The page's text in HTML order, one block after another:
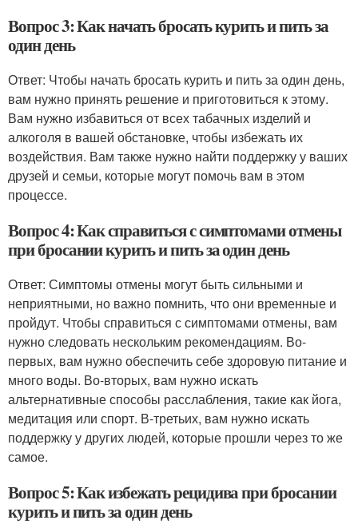
Вопрос 3: Как начать бросать курить и пить за
один день
Ответ: Чтобы начать бросать курить и пить за один день,
вам нужно принять решение и приготовиться к этому.
Вам нужно избавиться от всех табачных изделий и
алкоголя в вашей обстановке, чтобы избежать их
воздействия. Вам также нужно найти поддержку у ваших
друзей и семьи, которые могут помочь вам в этом
процессе.
Вопрос 4: Как справиться с симптомами отмены
при бросании курить и пить за один день
Ответ: Симптомы отмены могут быть сильными и
неприятными, но важно помнить, что они временные и
пройдут. Чтобы справиться с симптомами отмены, вам
нужно следовать нескольким рекомендациям. Во-
первых, вам нужно обеспечить себе здоровую питание и
много воды. Во-вторых, вам нужно искать
альтернативные способы расслабления, такие как йога,
медитация или спорт. В-третьих, вам нужно искать
поддержку у других людей, которые прошли через то же
самое.
Вопрос 5: Как избежать рецидива при бросании
курить и пить за один день